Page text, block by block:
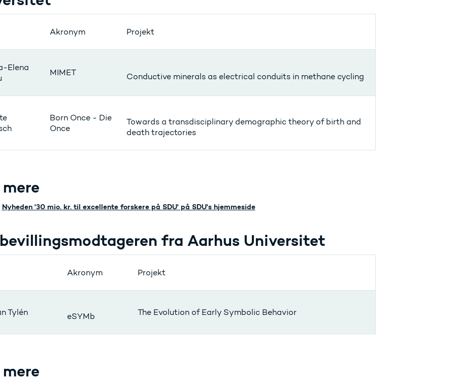
Akronym Projekt
Elena
MIMET Conductive minerals as electrical conduits in methane cycling
Born Once - Die
Once
Towards a transdisciplinary demographic theory of birth and
death trajectories
Nyheden '30 mio. kr. til excellente forskere på SDU' på SDU's hjemmeside
fra Aarhus Universitet
Akronym Projekt
Tylén eSYMb The Evolution of Early Symbolic Behavior